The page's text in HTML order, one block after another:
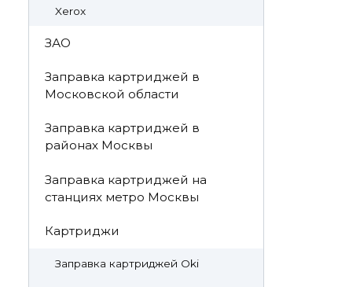
Xerox
ЗАО
Заправка картриджей в
Московской области
Заправка картриджей в
районах Москвы
Заправка картриджей на
станциях метро Москвы
Картриджи
Заправка картриджей Oki